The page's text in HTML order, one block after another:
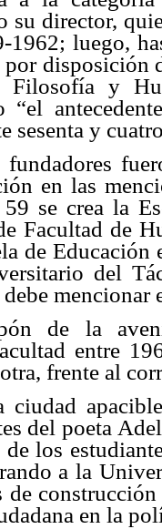
su director,
1962; luego,
por disposición
Filosofía y
“el
sesenta y
fundadores
en las
se crea la
Facultad de
de
del
mencionar
de la
entre
frente al
ciudad
del poeta
los
a la
de
en la